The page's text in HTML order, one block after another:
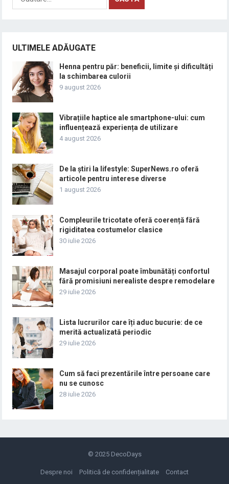
după:
ULTIMELE ADĂUGATE
Henna pentru păr: beneficii, limite și dificultăți
la schimbarea culorii
9 august 2026
Vibrațiile haptice ale smartphone-ului: cum
influențează experiența de utilizare
4 august 2026
De la știri la lifestyle: SuperNews.ro oferă
articole pentru interese diverse
1 august 2026
Compleurile tricotate oferă coerență fără
rigiditatea costumelor clasice
30 iulie 2026
Masajul corporal poate îmbunătăți confortul
fără promisiuni nerealiste despre remodelare
29 iulie 2026
Lista lucrurilor care îți aduc bucurie: de ce
merită actualizată periodic
29 iulie 2026
Cum să faci prezentările între persoane care
nu se cunosc
28 iulie 2026
© 2025 DecoDays
Despre noi Politică de confidențialitate Contact